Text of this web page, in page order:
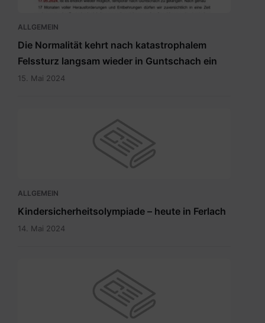
15.5.2024.pdf
ALLGEMEIN
Die Normalität kehrt nach katastrophalem
Felssturz langsam wieder in Guntschach ein
15. Mai 2024
ALLGEMEIN
Kindersicherheitsolympiade – heute in Ferlach
14. Mai 2024